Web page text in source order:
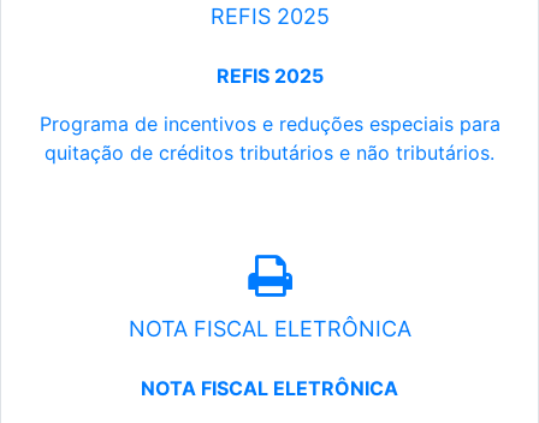
REFIS 2025
REFIS 2025
Programa de incentivos e reduções especiais para
quitação de créditos tributários e não tributários.
NOTA FISCAL ELETRÔNICA
NOTA FISCAL ELETRÔNICA